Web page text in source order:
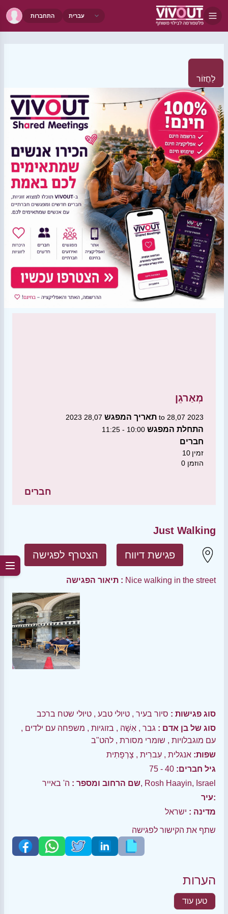
התחברות
לַחֲזוֹר
מְאַרגֵן
תאריך המפגש 28,07 2023 to 28,07 2023
התחלת המפגש 10:00 - 11:25
חברים
10 זמין
0 הוזמן
חברים
Just Walking
הצטרף לפגישה פגישת דיווח
תיאור הפגישה : Nice walking in the street
סוג פגישות : סיור בעיר , טיולי טבע , טיולי שטח ברכב
סוג של בן אדם : גבר , אִשָׁה , בזוגיות , משפחה עם ילדים ,
עם מוגבלויות , שומרי מסורת , להט"ב
שפות: אנגלית , עִברִית , צָרְפָתִית
גיל חברים: 40 - 75
שם הרחוב ומספר :ה' באייר, Rosh Haayin, Israel
עיר:
מדינה : ישראל
שתף את הקישור לפגישה
הערות
טען עוד